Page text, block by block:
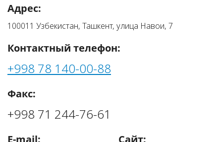
Адрес:
100011 Узбекистан, Ташкент, улица Навои, 7
Контактный телефон:
+998 78 140-00-88
Факс:
+998 71 244-76-61
E-mail: Сайт: